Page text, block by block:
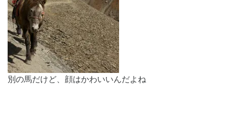
別の馬だけど、顔はかわいいんだよね